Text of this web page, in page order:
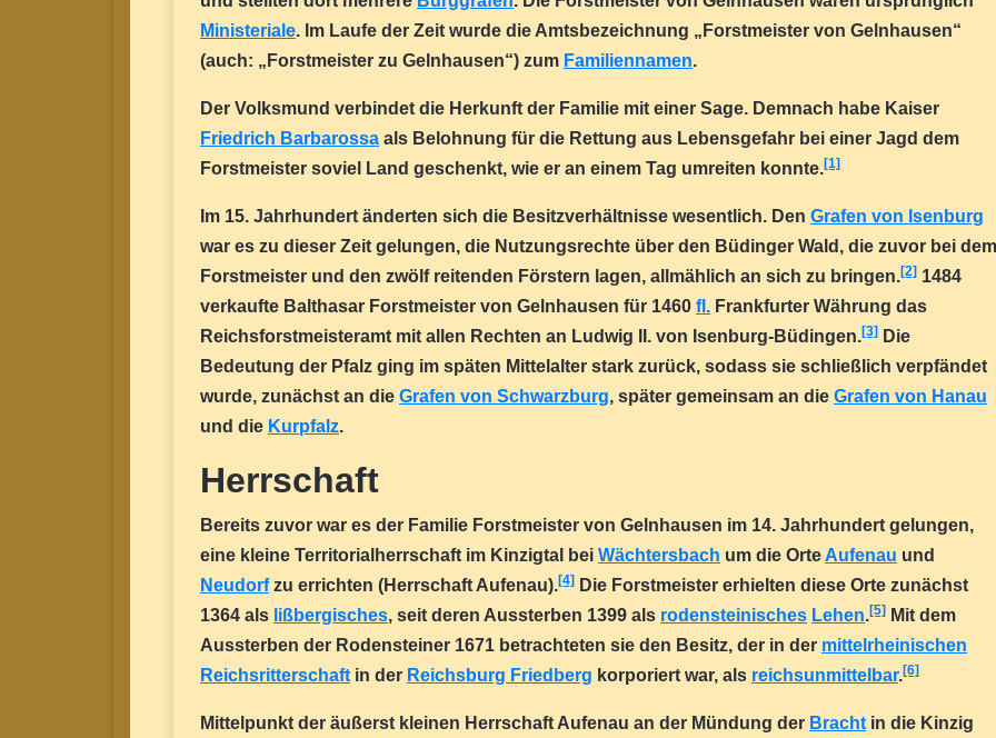
Ministeriale. Im Laufe der Zeit wurde die Amtsbezeichnung „Forstmeister von Gelnhausen“
(auch: „Forstmeister zu Gelnhausen“) zum Familiennamen.
Der Volksmund verbindet die Herkunft der Familie mit einer Sage. Demnach habe Kaiser
Friedrich Barbarossa als Belohnung für die Rettung aus Lebensgefahr bei einer Jagd dem
Forstmeister soviel Land geschenkt, wie er an einem Tag umreiten konnte.[1]
Im 15. Jahrhundert änderten sich die Besitzverhältnisse wesentlich. Den Grafen von Isenburg
war es zu dieser Zeit gelungen, die Nutzungsrechte über den Büdinger Wald, die zuvor bei dem
Forstmeister und den zwölf reitenden Förstern lagen, allmählich an sich zu bringen.[2] 1484
verkaufte Balthasar Forstmeister von Gelnhausen für 1460 fl. Frankfurter Währung das
Reichsforstmeisteramt mit allen Rechten an Ludwig II. von Isenburg-Büdingen.[3]
Die
Bedeutung der Pfalz ging im späten Mittelalter stark zurück, sodass sie schließlich verpfändet
wurde, zunächst an die Grafen von Schwarzburg, später gemeinsam an die Grafen von Hanau
und die Kurpfalz.
Herrschaft
Bereits zuvor war es der Familie Forstmeister von Gelnhausen im 14. Jahrhundert gelungen,
eine kleine Territorialherrschaft im Kinzigtal bei Wächtersbach um die OrteAufenau und
Neudorfzu errichten (Herrschaft Aufenau).[4]
Die Forstmeister erhielten diese Orte zunächst
1364 als lißbergisches, seit deren Aussterben 1399 als rodensteinisches Lehen.[5]
Mit dem
Aussterben der Rodensteiner 1671 betrachteten sie den Besitz, der in der mittelrheinischen
Reichsritterschaft in der Reichsburg Friedberg korporiert war, als reichsunmittelbar.[6]
Mittelpunkt der äußerst kleinen Herrschaft Aufenau an der Mündung der Bracht in die Kinzig